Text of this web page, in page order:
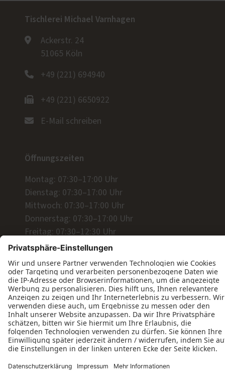
Tischlerei Michael Varnhagen
Ackerstr. 24
51065 Köln
+49 (221) 694940
+49 (221) 6650922
E-Mail schreiben
Öffnungszeiten
Montag: 07:30–17:00 Uhr
Dienstag: 07:30–17:00 Uhr
Mittwoch: 07:30–17:00 Uhr
Donnerstag: 07:30–17:00 Uhr
Freitag: 07:30–12:30 Uhr
Datenschutz Impressum Kontakt
AGB
Tischlerei Michael Varnhagen © 2026